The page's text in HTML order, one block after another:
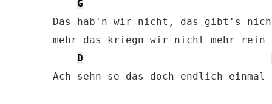
G
Das hab'n wir nicht, das gibt's
mehr das kriegn wir nicht mehr rein
D
Ach sehn se das doch endlich einmal